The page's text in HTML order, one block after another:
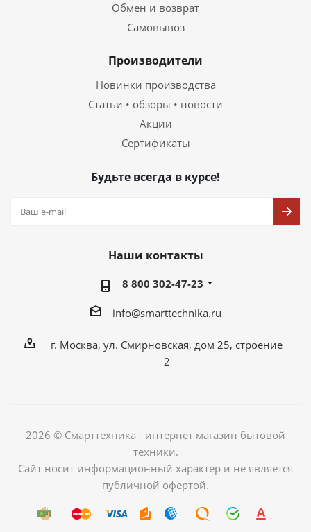
Обмен и возврат
Самовывоз
Производители
Новинки производства
Статьи • обзоры • новости
Акции
Сертификаты
Будьте всегда в курсе!
Наши контакты
8 800 302-47-23
info@smarttechnika.ru
г. Москва, ул. Смирновская, дом 25, строение
2
2026 © Смарттехника - интернет магазин бытовой
техники.
Сайт носит информационный характер и не является
публичной офертой.